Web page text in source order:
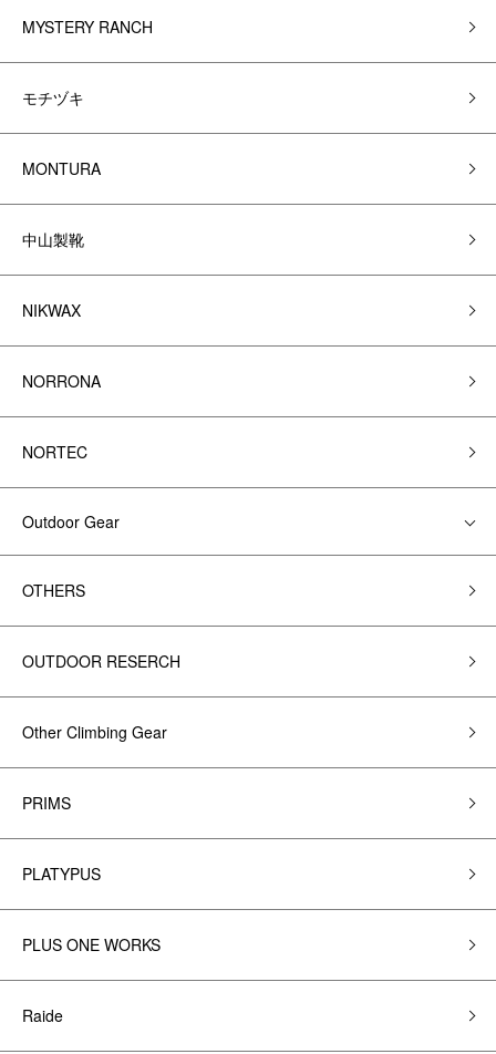
MYSTERY RANCH
モチヅキ
MONTURA
中山製靴
NIKWAX
NORRONA
NORTEC
Outdoor Gear
OTHERS
OUTDOOR RESERCH
Other Climbing Gear
PRIMS
PLATYPUS
PLUS ONE WORKS
Raide